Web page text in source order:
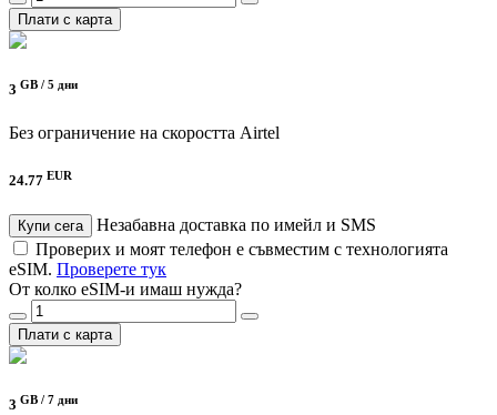
Плати с карта
3 GB / 5 дни
Без ограничение на скоростта Airtel
24.77 EUR
Купи сега
Незабавна доставка по имейл и SMS
Проверих и моят телефон е съвместим с технологията
eSIM. Проверете тук
От колко eSIM-и имаш нужда?
Плати с карта
3 GB / 7 дни